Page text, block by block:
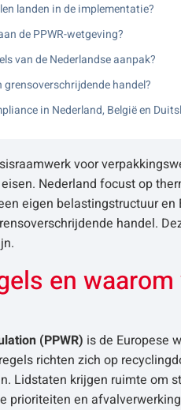
landen in de implementatie?
de PPWR-wetgeving?
van de Nederlandse aanpak?
handel?
in Nederland, België en
voor
Nederland focust op
eigen belastingstructuur
handel.
en
(PPWR) is de Europese
richten zich op
Lidstaten krijgen ruimte om
prioriteiten en